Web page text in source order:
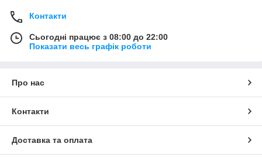
Контакти
Сьогодні працює з 08:00 до 22:00
Показати весь графік роботи
Про нас
Контакти
Доставка та оплата